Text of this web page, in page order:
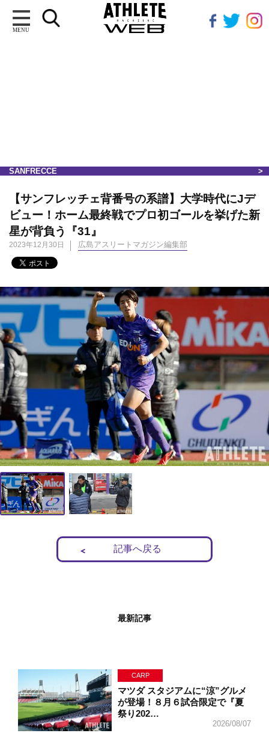
MENU
SANFRECCE
【サンフレッチェ背番号の系譜】大学時代にJデ
ビュー！ホーム最終戦でプロ初ゴールを挙げた新
星が背負う『31』
2023年12月30日 広島アスリートマガジン編集部
記事へ戻る
最新記事
CARP
マツダ スタジアムに“涼”グルメ
が登場！８月６試合限定で『夏
祭り202…
2026/08/07